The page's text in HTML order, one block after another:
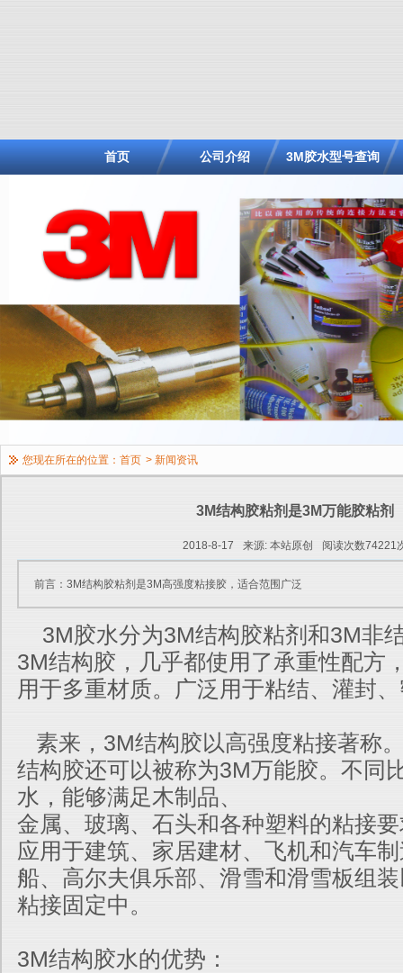
首页 公司介绍 3M胶水型号查询
您现在所在的位置： 首页 > 新闻资讯
3M结构胶粘剂是3M万能胶粘剂
2018-8-17 来源: 本站原创 阅读次数74221
前言：3M结构胶粘剂是3M高强度粘接胶，适合范围广泛
3M胶水分为3M结构胶粘剂和3M非
3M结构胶，几乎都使用了承重性配方
用于多重材质。广泛用于粘结、灌封
素来，3M结构胶以高强度粘接著称
结构胶还可以被称为3M万能胶。不同
水，能够满足木制品、
金属、玻璃、石头和各种塑料的粘接
应用于建筑、家居建材、飞机和汽车
船、高尔夫俱乐部、滑雪和滑雪板组装
粘接固定中。
3M结构胶水的优势：